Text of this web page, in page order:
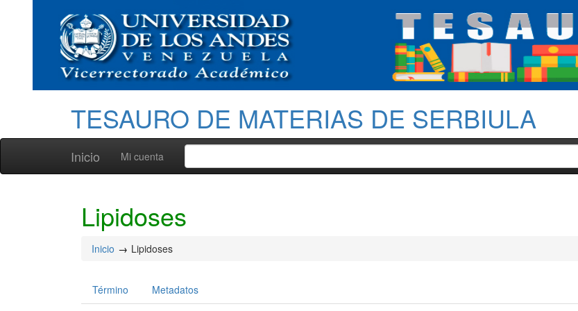
TESAURO DE MATERIAS DE SERBIULA
Inicio Mi cuenta
Lipidoses
Inicio Lipidoses
Término Metadatos